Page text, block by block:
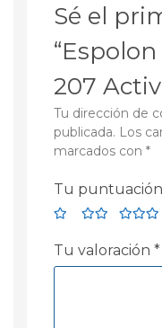
Sé el
207
Tu dirección de
publicada. Los
marcados con *
Tu puntuación
Tu valoración *